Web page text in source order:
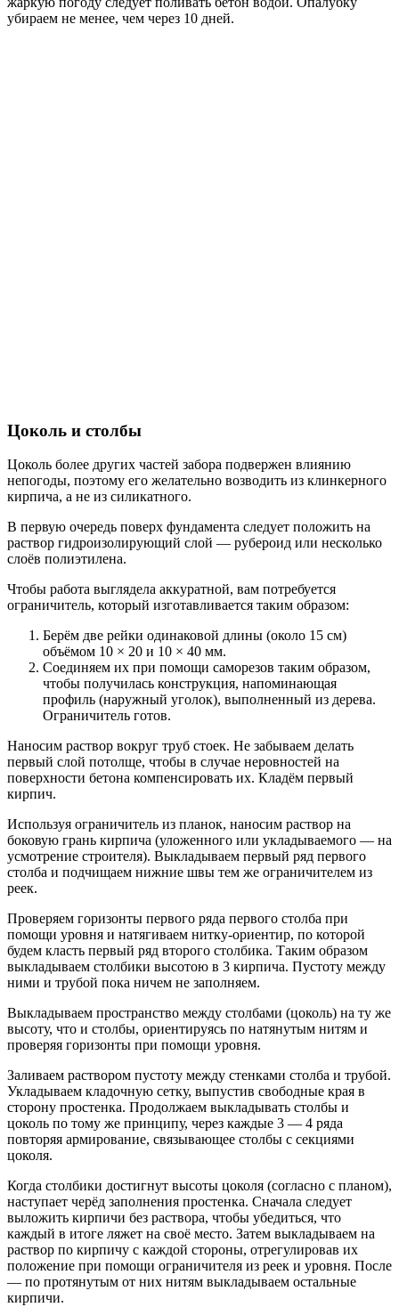
убираем не менее, чем через 10 дней.
Цоколь и столбы
Цоколь более других частей забора подвержен влиянию
непогоды, поэтому его желательно возводить из клинкерного
кирпича, а не из силикатного.
В первую очередь поверх фундамента следует положить на
раствор гидроизолирующий слой ― рубероид или несколько
слоёв полиэтилена.
Чтобы работа выглядела аккуратной, вам потребуется
ограничитель, который изготавливается таким образом:
Берём две рейки одинаковой длины (около 15 см)
объёмом 10 × 20 и 10 × 40 мм.
Соединяем их при помощи саморезов таким образом,
чтобы получилась конструкция, напоминающая
профиль (наружный уголок), выполненный из дерева.
Ограничитель готов.
Наносим раствор вокруг труб стоек. Не забываем делать
первый слой потолще, чтобы в случае неровностей на
поверхности бетона компенсировать их. Кладём первый
кирпич.
Используя ограничитель из планок, наносим раствор на
боковую грань кирпича (уложенного или укладываемого ― на
усмотрение строителя). Выкладываем первый ряд первого
столба и подчищаем нижние швы тем же ограничителем из
реек.
Проверяем горизонты первого ряда первого столба при
помощи уровня и натягиваем нитку-ориентир, по которой
будем класть первый ряд второго столбика. Таким образом
выкладываем столбики высотою в 3 кирпича. Пустоту между
ними и трубой пока ничем не заполняем.
Выкладываем пространство между столбами (цоколь) на ту же
высоту, что и столбы, ориентируясь по натянутым нитям и
проверяя горизонты при помощи уровня.
Заливаем раствором пустоту между стенками столба и трубой.
Укладываем кладочную сетку, выпустив свободные края в
сторону простенка. Продолжаем выкладывать столбы и
цоколь по тому же принципу, через каждые 3 ― 4 ряда
повторяя армирование, связывающее столбы с секциями
цоколя.
Когда столбики достигнут высоты цоколя (согласно с планом),
наступает черёд заполнения простенка. Сначала следует
выложить кирпичи без раствора, чтобы убедиться, что
каждый в итоге ляжет на своё место. Затем выкладываем на
раствор по кирпичу с каждой стороны, отрегулировав их
положение при помощи ограничителя из реек и уровня. После
― по протянутым от них нитям выкладываем остальные
кирпичи.